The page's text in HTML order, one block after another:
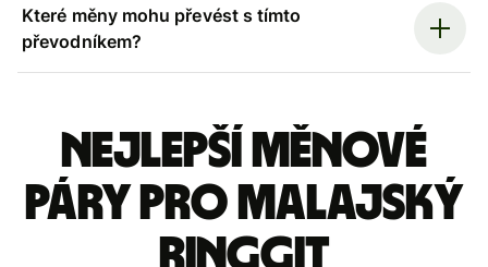
Které měny mohu převést s tímto
převodníkem?
Nejlepší měnové
páry pro malajský
ringgit